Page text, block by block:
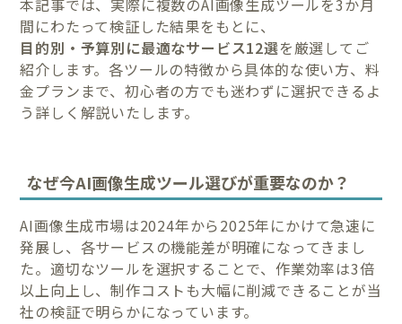
本記事では、実際に複数のAI画像生成ツールを3か月
間にわたって検証した結果をもとに、
目的別・予算別に最適なサービス12選を厳選してご
紹介します。各ツールの特徴から具体的な使い方、料
金プランまで、初心者の方でも迷わずに選択できるよ
う詳しく解説いたします。
なぜ今AI画像生成ツール選びが重要なのか？
AI画像生成市場は2024年から2025年にかけて急速に
発展し、各サービスの機能差が明確になってきまし
た。適切なツールを選択することで、作業効率は3倍
以上向上し、制作コストも大幅に削減できることが当
社の検証で明らかになっています。